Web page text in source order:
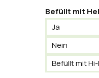
Befüllt mit
Ja
Nein
Befüllt mit